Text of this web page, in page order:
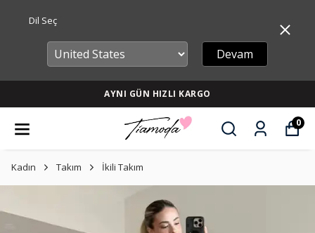
Dil Seç
Devam
AYNI GÜN HIZLI KARGO
0
Kadın Takım İkili Takım